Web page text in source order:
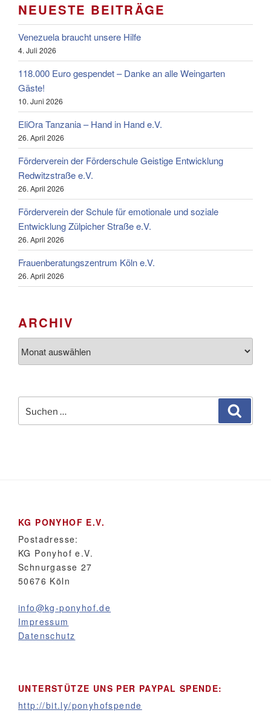
NEUESTE BEITRÄGE
Venezuela braucht unsere Hilfe
4. Juli 2026
118.000 Euro gespendet – Danke an alle Weingarten
Gäste!
10. Juni 2026
EliOra Tanzania – Hand in Hand e.V.
26. April 2026
Förderverein der Förderschule Geistige Entwicklung
Redwitzstraße e.V.
26. April 2026
Förderverein der Schule für emotionale und soziale
Entwicklung Zülpicher Straße e.V.
26. April 2026
Frauenberatungszentrum Köln e.V.
26. April 2026
ARCHIV
nach:
KG PONYHOF E.V.
Postadresse:
KG Ponyhof e.V.
Schnurgasse 27
50676 Köln
info@kg-ponyhof.de
Impressum
Datenschutz
UNTERSTÜTZE UNS PER PAYPAL SPENDE:
http://bit.ly/ponyhofspende